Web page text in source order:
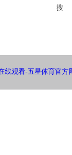
搜
线观看-五星体育官方